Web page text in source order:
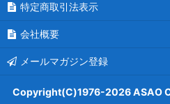
特定商取引法表示
会社概要
メールマガジン登録
Copyright(C)1976-2026 ASAO